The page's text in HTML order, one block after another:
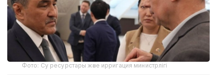
Фото: Cу ресурстары және ирригация министрлігі